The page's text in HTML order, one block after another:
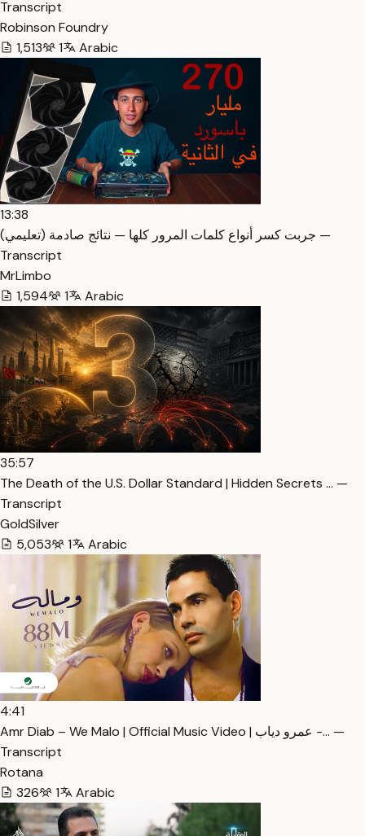
Transcript
Robinson Foundry
1,513
1 Arabic
13:38
جربت كسر أنواع كلمات المرور كلها — نتائج صادمة (تعليمي) —
Transcript
MrLimbo
1,594
1 Arabic
35:57
The Death of the U.S. Dollar Standard | Hidden Secrets … —
Transcript
GoldSilver
5,053
1 Arabic
4:41
Amr Diab – We Malo | Official Music Video | عمرو دياب -… —
Transcript
Rotana
326
1 Arabic